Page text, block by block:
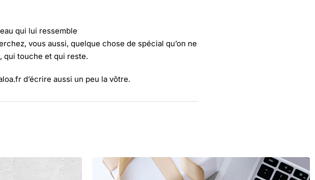
qui lui ressemble
vous aussi, quelque chose de spécial qu’on ne
qui touche et qui reste.
d’écrire aussi un peu la vôtre.